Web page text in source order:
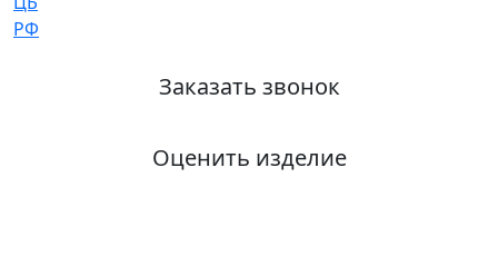
Заказать звонок
Оценить изделие